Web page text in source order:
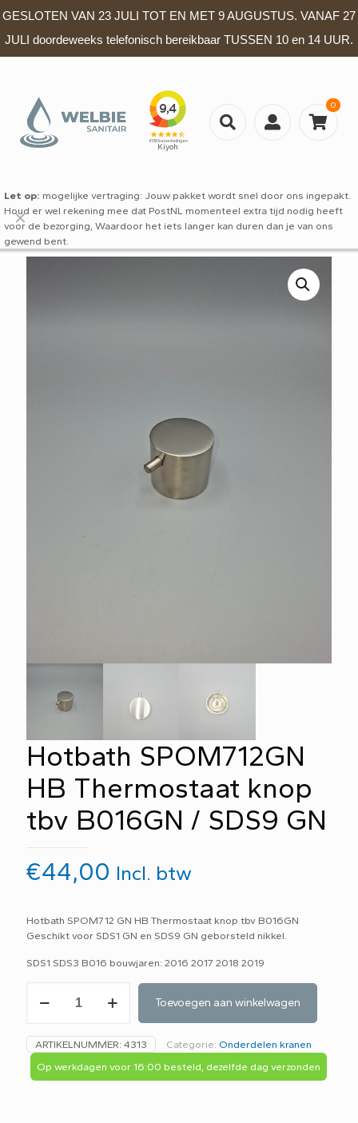
GESLOTEN VAN 23 JULI TOT EN MET 9 AUGUSTUS. VANAF 27
JULI doordeweeks telefonisch bereikbaar TUSSEN 10 en 14 UUR.
0
Let op: mogelijke vertraging: Jouw pakket wordt snel door ons ingepakt.
Houd er wel rekening mee dat PostNL momenteel extra tijd nodig heeft
voor de bezorging, Waardoor het iets langer kan duren dan je van ons
gewend bent.
✕
Hotbath SPOM712GN
HB Thermostaat knop
tbv B016GN / SDS9 GN
€44,00 Incl. btw
Hotbath SPOM712 GN HB Thermostaat knop tbv B016GN
Geschikt voor SDS1 GN en SDS9 GN geborsteld nikkel.
SDS1 SDS3 B016 bouwjaren: 2016 2017 2018 2019
SPOM712GN
Thermostaat
knop
tbv
B016GN
Toevoegen aan winkelwagen
ARTIKELNUMMER: 4313 Categorie: Onderdelen kranen
Op werkdagen voor 16:00 besteld, dezelfde dag verzonden